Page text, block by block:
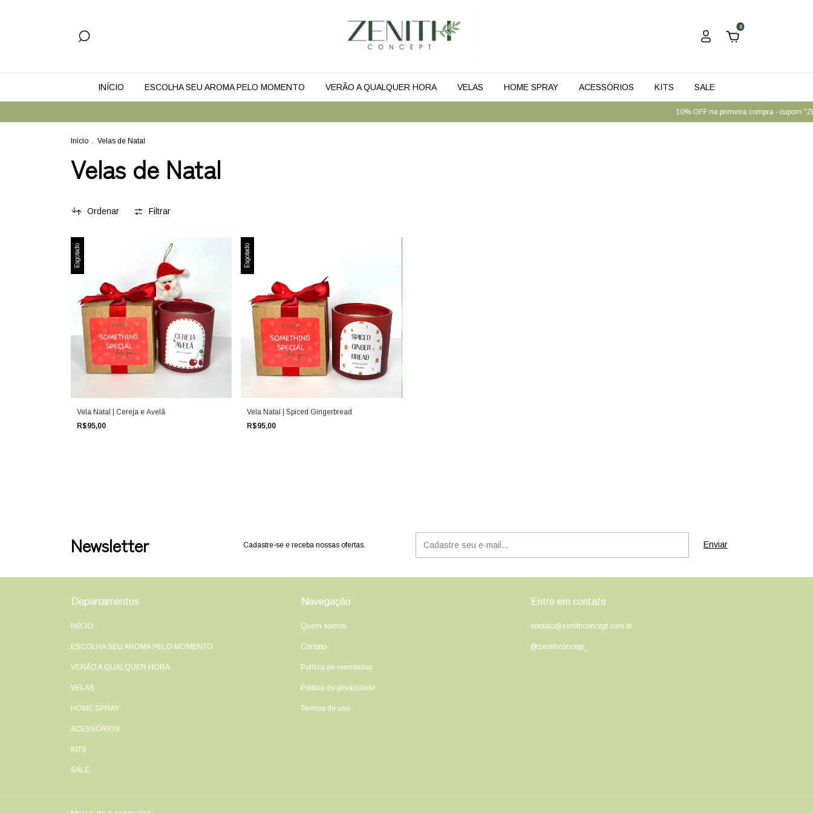
0
INÍCIO ESCOLHA SEU AROMA PELO MOMENTO VERÃO A QUALQUER HORA VELAS HOME SPRAY ACESSÓRIOS KITS SALE
10% OFF na primeira compra - cupom
Início . Velas de Natal
Velas de Natal
Ordenar Filtrar
Esgotado
Vela Natal | Cereja e Avelã
R$95,00
Esgotado
Vela Natal | Spiced Gingerbread
R$95,00
Newsletter Cadastre-se e receba nossas ofertas.
Departamentos
INÍCIO
ESCOLHA SEU AROMA PELO MOMENTO
VERÃO A QUALQUER HORA
VELAS
HOME SPRAY
ACESSÓRIOS
KITS
SALE
Navegação
Quem somos
Contato
Política de reembolso
Política de privacidade
Termos de uso
Entre em contato
contato@zenithconcept.com.br
@zenithconcept_